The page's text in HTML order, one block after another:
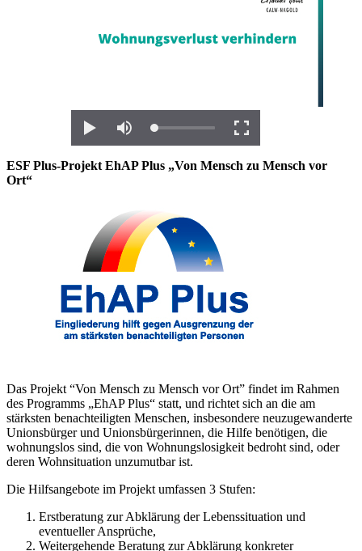
ESF Plus-Projekt EhAP Plus „Von Mensch zu Mensch vor
Ort“
Das Projekt “Von Mensch zu Mensch vor Ort” findet im Rahmen
des Programms „EhAP Plus“ statt, und richtet sich an die am
stärksten benachteiligten Menschen, insbesondere neuzugewanderte
Unionsbürger und Unionsbürgerinnen, die Hilfe benötigen, die
wohnungslos sind, die von Wohnungslosigkeit bedroht sind, oder
deren Wohnsituation unzumutbar ist.
Die Hilfsangebote im Projekt umfassen 3 Stufen:
Erstberatung zur Abklärung der Lebenssituation und
eventueller Ansprüche,
Weitergehende Beratung zur Abklärung konkreter